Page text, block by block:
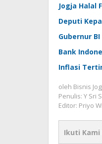
Jogja Halal
Deputi
Gubernur
Bank
Inflasi
oleh Bisnis
Penulis: Y Sri
Editor: Priyo
Ikuti Kami